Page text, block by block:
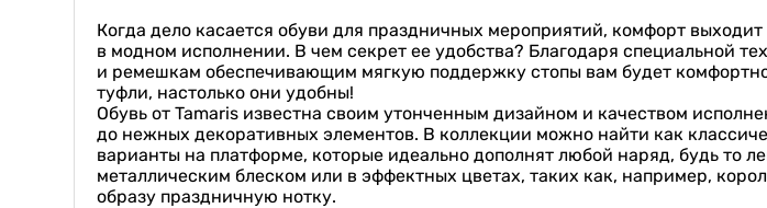
Когда дело касается обуви для праздничных мероприятий, комфорт
в модном исполнении. В чем секрет ее удобства? Благодаря специальной
и ремешкам обеспечивающим мягкую поддержку стопы вам будет
туфли, настолько они удобны!
Обувь от Tamaris известна своим утонченным дизайном и качеством
до нежных декоративных элементов. В коллекции можно найти как
варианты на платформе, которые идеально дополнят любой наряд, будь то
металлическим блеском или в эффектных цветах, таких как, например,
образу праздничную нотку.